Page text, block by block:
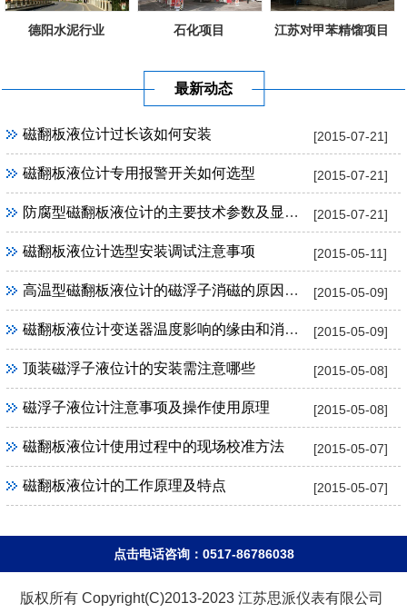
德阳水泥行业 石化项目 江苏对甲苯精馏项目
最新动态
[2015-07-21]
磁翻板液位计过长该如何安装
[2015-07-21]
磁翻板液位计专用报警开关如何选型
[2015-07-21]
防腐型磁翻板液位计的主要技术参数及显著特点
[2015-05-11]
磁翻板液位计选型安装调试注意事项
[2015-05-09]
高温型磁翻板液位计的磁浮子消磁的原因及解决
[2015-05-09]
磁翻板液位计变送器温度影响的缘由和消除办法
[2015-05-08]
顶装磁浮子液位计的安装需注意哪些
[2015-05-08]
磁浮子液位计注意事项及操作使用原理
[2015-05-07]
磁翻板液位计使用过程中的现场校准方法
[2015-05-07]
磁翻板液位计的工作原理及特点
点击电话咨询：0517-86786038
版权所有 Copyright(C)2013-2023 江苏思派仪表有限公司